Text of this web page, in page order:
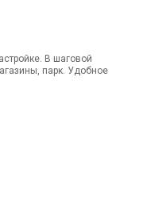
В шаговой
парк. Удобное